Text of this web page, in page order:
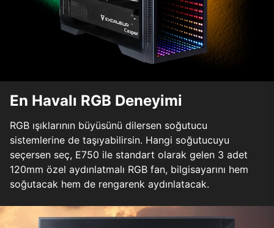
En Havalı RGB Deneyimi
RGB ışıklarının büyüsünü dilersen soğutucu
sistemlerine de taşıyabilirsin. Hangi soğutucuyu
seçersen seç, E750 ile standart olarak gelen 3 adet
120mm özel aydınlatmalı RGB fan, bilgisayarını hem
soğutacak hem de rengarenk aydınlatacak.